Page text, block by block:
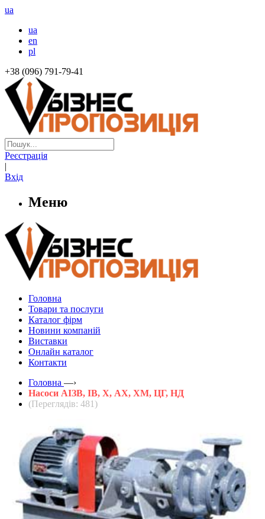
ua
ua
en
pl
+38 (096) 791-79-41
Реєстрація
|
Вхід
Меню
Головна
Товари та послуги
Каталог фірм
Новини компаній
Виставки
Онлайн каталог
Контакти
Головна —›
Насоси АІЗВ, ІВ, Х, АХ, ХМ, ЦГ, НД
(Переглядів: 481)